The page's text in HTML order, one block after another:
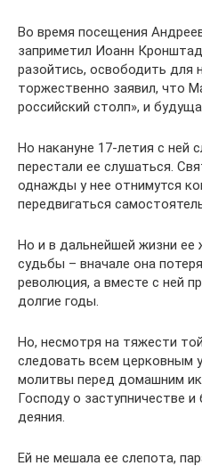
Во время посещения
заприметил Иоанн
разойтись, освободить для
торжественно заявил, что
российский столп», и
Но накануне 17-летия с ней
перестали ее слушаться.
однажды у нее отнимутся
передвигаться
Но и в дальнейшей жизни ее
судьбы – вначале она
революция, а вместе с ней
долгие годы.
Но, несмотря на тяжести
следовать всем церковным
молитвы перед домашним
Господу о заступничестве
деяния.
Ей не мешала ее слепота,